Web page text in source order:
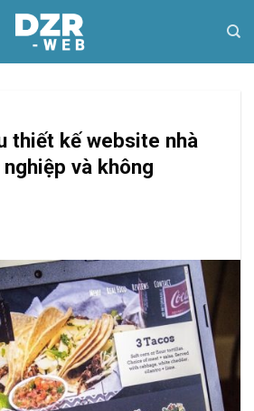
thiết kế website nhà
và không